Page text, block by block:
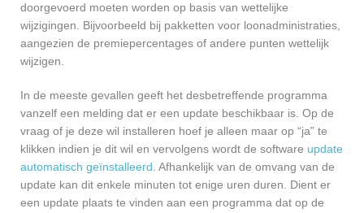
doorgevoerd moeten worden op basis van wettelijke
wijzigingen. Bijvoorbeeld bij pakketten voor loonadministraties,
aangezien de premiepercentages of andere punten wettelijk
wijzigen.
In de meeste gevallen geeft het desbetreffende programma
vanzelf een melding dat er een update beschikbaar is. Op de
vraag of je deze wil installeren hoef je alleen maar op “ja” te
klikken indien je dit wil en vervolgens wordt de software update
automatisch geïnstalleerd . Afhankelijk van de omvang van de
update kan dit enkele minuten tot enige uren duren. Dient er
een update plaats te vinden aan een programma dat op de